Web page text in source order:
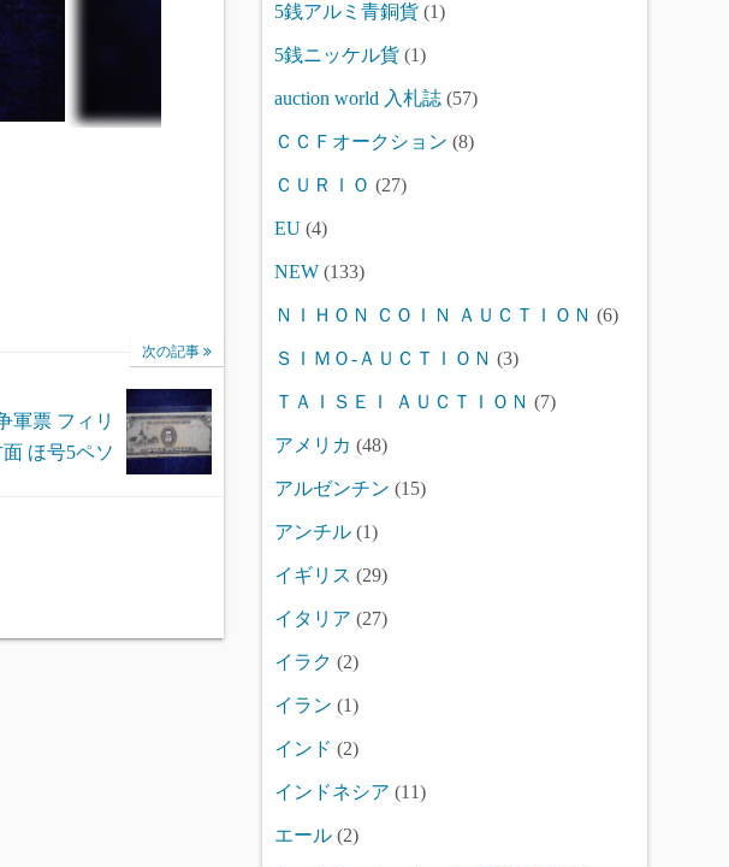
次の記事
軍票 フィリ
面 ほ号5ペソ
5銭アルミ青銅貨 (1)
5銭ニッケル貨 (1)
auction world 入札誌 (57)
ＣＣＦオークション (8)
ＣＵＲＩＯ (27)
EU (4)
NEW (133)
ＮＩＨＯＮ ＣＯＩＮ ＡＵＣＴＩＯＮ (6)
ＳＩＭＯ-ＡＵＣＴＩＯＮ (3)
ＴＡＩＳＥＩ ＡＵＣＴＩＯＮ (7)
アメリカ (48)
アルゼンチン (15)
アンチル (1)
イギリス (29)
イタリア (27)
イラク (2)
イラン (1)
インド (2)
インドネシア (11)
エール (2)